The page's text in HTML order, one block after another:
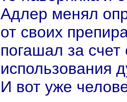
Адлер менял
от своих
погашал за
использования
И вот уже